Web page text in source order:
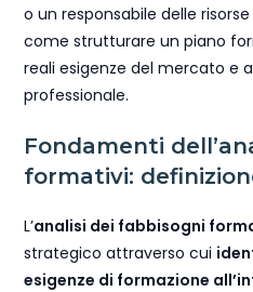
o un responsabile delle
come strutturare un piano
reali esigenze del mercato e
professionale.
Fondamenti
formativi:
L’analisi dei fabbisogni
strategico attraverso cui
esigenze di formazione